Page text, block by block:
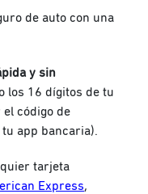
de auto con una
y sin
los 16 dígitos de tu
código de
app bancaria).
tarjeta
Express,